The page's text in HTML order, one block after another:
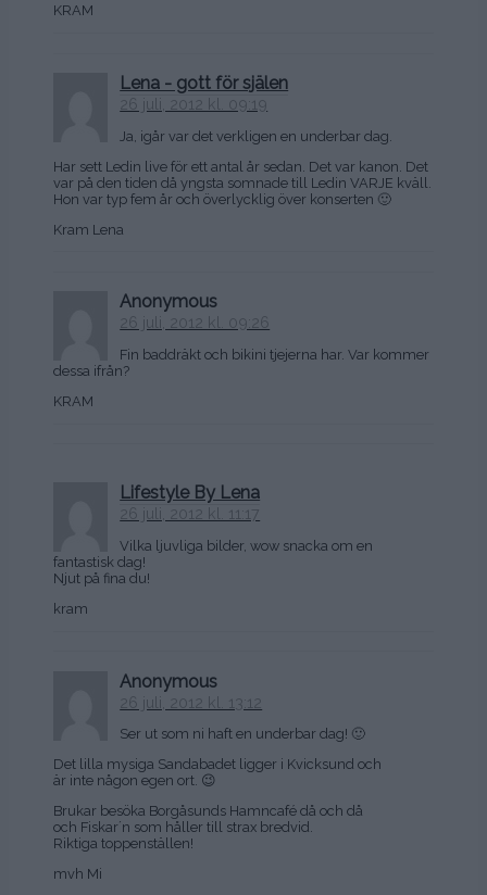
KRAM
Lena - gott för själen
26 juli, 2012 kl. 09:19
Ja, igår var det verkligen en underbar dag.
Har sett Ledin live för ett antal år sedan. Det var kanon. Det
var på den tiden då yngsta somnade till Ledin VARJE kväll.
Hon var typ fem år och överlycklig över konserten 🙂
Kram Lena
Anonymous
26 juli, 2012 kl. 09:26
Fin baddräkt och bikini tjejerna har. Var kommer
dessa ifrån?
KRAM
Lifestyle By Lena
26 juli, 2012 kl. 11:17
Vilka ljuvliga bilder, wow snacka om en
fantastisk dag!
Njut på fina du!
kram
Anonymous
26 juli, 2012 kl. 13:12
Ser ut som ni haft en underbar dag! 🙂
Det lilla mysiga Sandabadet ligger i Kvicksund och
är inte någon egen ort. 😉
Brukar besöka Borgåsunds Hamncafé då och då
och Fiskar´n som håller till strax bredvid.
Riktiga toppenställen!
mvh Mi